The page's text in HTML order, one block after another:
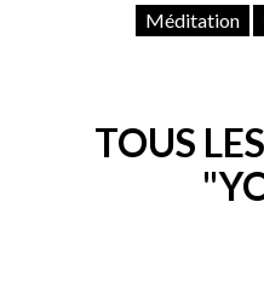
Méditation
TOUS